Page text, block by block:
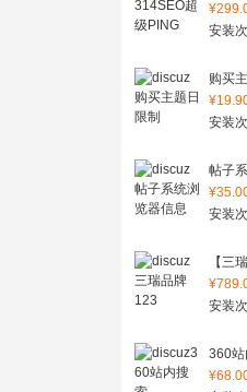
安装
购买
安装
帖子
安装
【三
安装
360